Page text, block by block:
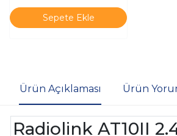
Sepete Ekle
Ürün Açıklaması Ürün
Radiolink AT10II